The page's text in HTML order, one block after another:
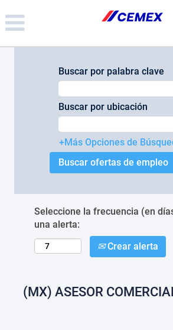
note:
This
Buscar por palabra clave
Buscar por ubicación
+Más Opciones de
Seleccione la frecuencia (en
una alerta:
Crear alerta
(MX) ASESOR